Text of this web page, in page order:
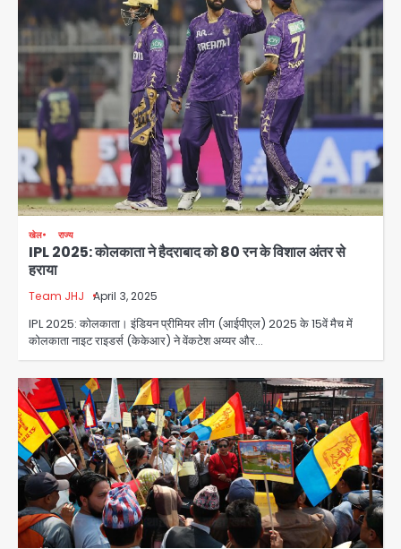
खेल राज्य
IPL 2025: कोलकाता ने हैदराबाद को 80 रन के विशाल अंतर से
हराया
Team JHJ April 3, 2025
IPL 2025: कोलकाता। इंडियन प्रीमियर लीग (आईपीएल) 2025 के 15वें मैच में
कोलकाता नाइट राइडर्स (केकेआर) ने वेंकटेश अय्यर और…